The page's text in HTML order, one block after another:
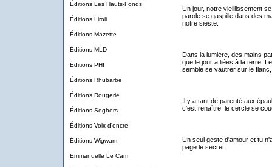
Éditions Les Hauts-Fonds
Éditions Liroli
Éditions Mazette
Éditions MLD
Éditions PHI
Éditions Rhubarbe
Éditions Rougerie
Éditions Seghers
Éditions Voix d'encre
Éditions Wigwam
Emmanuelle Le Cam
Un jour, notre vieillissement
parole se gaspille dans des
notre sieste.
Dans la lumière, des mains
que le jour a liées à la terre.
semble se vautrer sur le
Il y a tant de parenté aux
c'est renaître. le cercle se
Un seul geste d'amour et tu
page le secret.